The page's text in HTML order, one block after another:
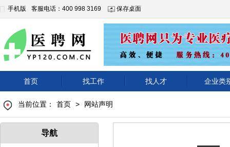
手机版 客服电话：400 998 3169 保存桌面
首页 找工作 找人才 企业类
当前位置： 首页 > 网站声明
导航